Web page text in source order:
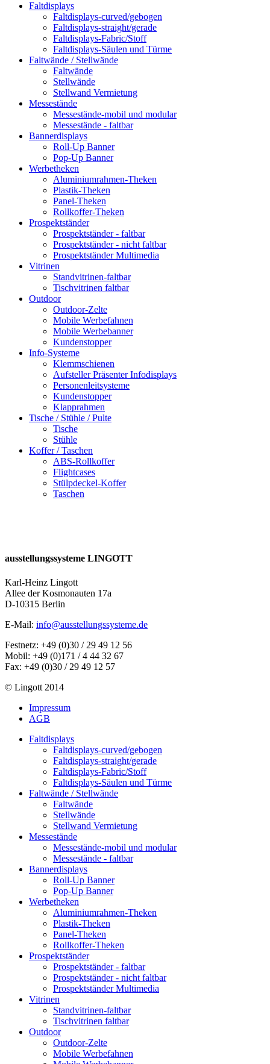
Faltdisplays
Faltdisplays-curved/gebogen
Faltdisplays-straight/gerade
Faltdisplays-Fabric/Stoff
Faltdisplays-Säulen und Türme
Faltwände / Stellwände
Faltwände
Stellwände
Stellwand Vermietung
Messestände
Messestände-mobil und modular
Messestände - faltbar
Bannerdisplays
Roll-Up Banner
Pop-Up Banner
Werbetheken
Aluminiumrahmen-Theken
Plastik-Theken
Panel-Theken
Rollkoffer-Theken
Prospektständer
Prospektständer - faltbar
Prospektständer - nicht faltbar
Prospektständer Multimedia
Vitrinen
Standvitrinen-faltbar
Tischvitrinen faltbar
Outdoor
Outdoor-Zelte
Mobile Werbefahnen
Mobile Werbebanner
Kundenstopper
Info-Systeme
Klemmschienen
Aufsteller Präsenter Infodisplays
Personenleitsysteme
Kundenstopper
Klapprahmen
Tische / Stühle / Pulte
Tische
Stühle
Koffer / Taschen
ABS-Rollkoffer
Flightcases
Stülpdeckel-Koffer
Taschen
ausstellungssysteme LINGOTT
Karl-Heinz Lingott
Allee der Kosmonauten 17a
D-10315 Berlin
E-Mail: info@ausstellungssysteme.de
Festnetz: +49 (0)30 / 29 49 12 56
Mobil: +49 (0)171 / 4 44 32 67
Fax: +49 (0)30 / 29 49 12 57
© Lingott 2014
Impressum
AGB
Faltdisplays
Faltdisplays-curved/gebogen
Faltdisplays-straight/gerade
Faltdisplays-Fabric/Stoff
Faltdisplays-Säulen und Türme
Faltwände / Stellwände
Faltwände
Stellwände
Stellwand Vermietung
Messestände
Messestände-mobil und modular
Messestände - faltbar
Bannerdisplays
Roll-Up Banner
Pop-Up Banner
Werbetheken
Aluminiumrahmen-Theken
Plastik-Theken
Panel-Theken
Rollkoffer-Theken
Prospektständer
Prospektständer - faltbar
Prospektständer - nicht faltbar
Prospektständer Multimedia
Vitrinen
Standvitrinen-faltbar
Tischvitrinen faltbar
Outdoor
Outdoor-Zelte
Mobile Werbefahnen